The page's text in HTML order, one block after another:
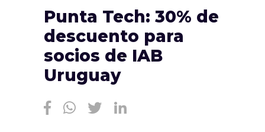
Punta Tech: 30% de
descuento para
socios de IAB
Uruguay